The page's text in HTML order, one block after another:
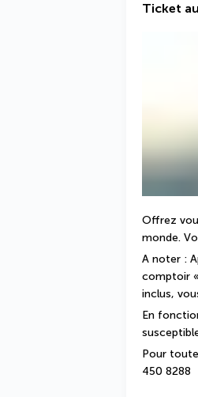
Ticket
Offrez
monde.
A noter :
comptoir
inclus,
En
Pour
450 8288